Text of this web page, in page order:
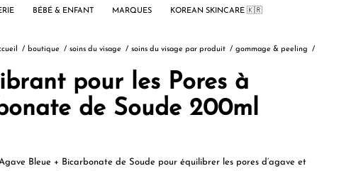
BÉBÉ & ENFANT MARQUES KOREAN SKINCARE 🇰🇷
/ boutique / soins du visage / soins du visage par produit / gommage & peeling /
pour les Pores à
de Soude 200ml
Bleue + Bicarbonate de Soude pour équilibrer les pores d’agave et